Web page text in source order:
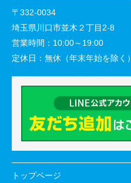
〒332-0034
埼玉県川口市並木２丁目2-8
営業時間： 10:00～19:00
定休日： 無休（年末年始を除く）
トップページ